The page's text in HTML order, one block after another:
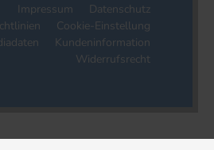
Impressum
Datenschutz
Cookie-Einstellung
Kundeninformation
Widerrufsrecht